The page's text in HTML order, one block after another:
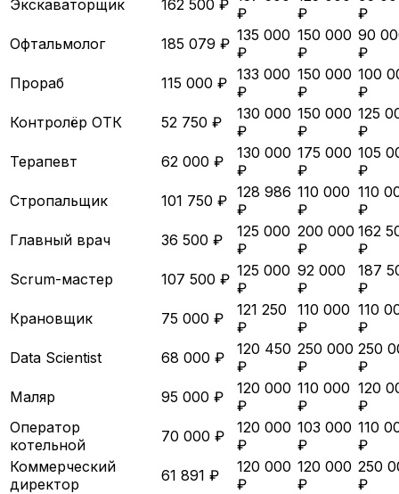
Экскаваторщик
162 500 ₽ ₽
₽
₽
Офтальмолог
185 079 ₽ 135 000
₽
150 000
₽
90
₽
Прораб
115 000 ₽ 133 000
₽
150 000
₽
100
₽
Контролёр ОТК
52 750 ₽
130 000
₽
150 000
₽
125
₽
Терапевт
62 000 ₽
130 000
₽
175 000
₽
105
₽
Стропальщик
101 750 ₽ 128 986
₽
110 000
₽
110
₽
Главный врач
36 500 ₽
125 000
₽
200 000
₽
162
₽
Scrum-мастер
107 500 ₽ 125 000
₽
92 000
₽
187
₽
Крановщик
75 000 ₽
121 250
₽
110 000
₽
110
₽
Data Scientist
68 000 ₽
120 450
₽
250 000
₽
250
₽
Маляр
95 000 ₽
120 000
₽
110 000
₽
120
₽
Оператор
котельной
70 000 ₽
120 000
₽
103 000
₽
110
₽
Коммерческий
директор
61 891 ₽
120 000
₽
120 000
₽
250
₽